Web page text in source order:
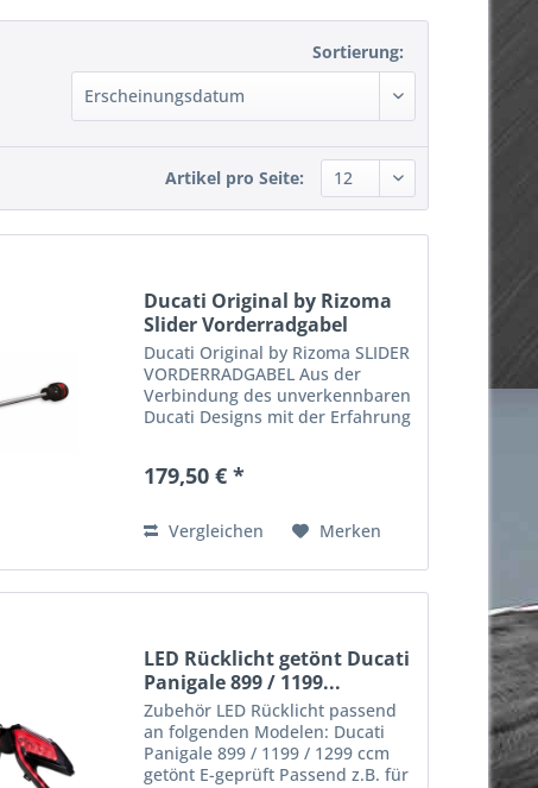
Sortierung:
Artikel pro Seite:
Ducati Original by Rizoma
Slider Vorderradgabel
Ducati Original by Rizoma SLIDER
VORDERRADGABEL Aus der
Verbindung des unverkennbaren
Ducati Designs mit der Erfahrung
eloxiertem Aluminium
einem Sturz...
179,50 € *
Vergleichen Merken
LED Rücklicht getönt Ducati
Panigale 899 / 1199...
Zubehör LED Rücklicht passend
an folgenden Modelen: Ducati
Panigale 899 / 1199 / 1299 ccm
getönt E-geprüft Passend z.B. für